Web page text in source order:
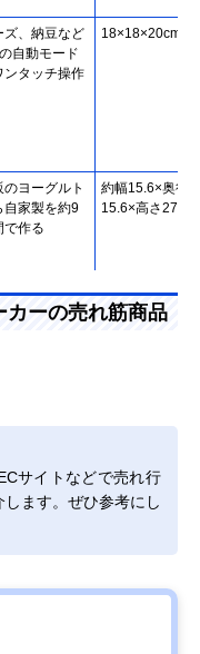
ズ、納豆など
自動モード
ンタッチ操作
18×18×20cm
のヨーグルト
自家製を約9
で作る
約幅15.6×奥行
15.6×高さ
パ良好。簡単
約幅13.8×奥行
カーの売れ筋商品
サイトなどで売れ行
ます。ぜひ参考にし